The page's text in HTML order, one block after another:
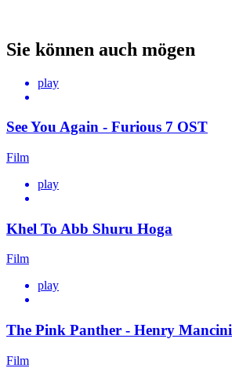
Sie können auch mögen
play
See You Again - Furious 7 OST
Film
play
Khel To Abb Shuru Hoga
Film
play
The Pink Panther - Henry Mancini
Film